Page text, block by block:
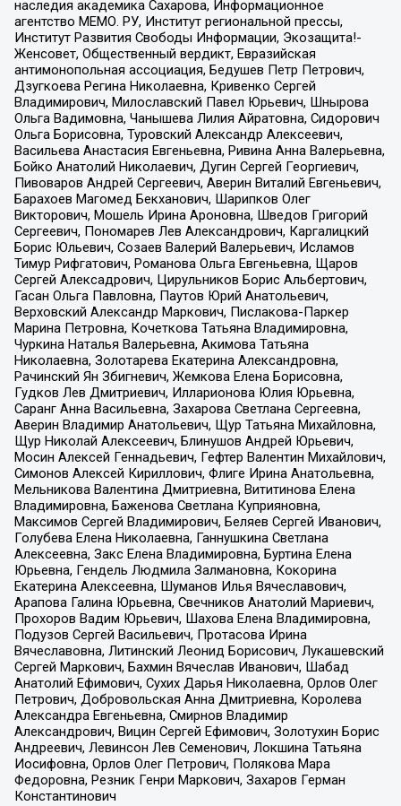
наследия академика Сахарова, Информационное
агентство МЕМО. РУ, Институт региональной прессы,
Институт Развития Свободы Информации, Экозащита!-
Женсовет, Общественный вердикт, Евразийская
антимонопольная ассоциация, Бедушев Петр Петрович,
Дзугкоева Регина Николаевна, Кривенко Сергей
Владимирович, Милославский Павел Юрьевич, Шнырова
Ольга Вадимовна, Чанышева Лилия Айратовна, Сидорович
Ольга Борисовна, Туровский Александр Алексеевич,
Васильева Анастасия Евгеньевна, Ривина Анна Валерьевна,
Бойко Анатолий Николаевич, Дугин Сергей Георгиевич,
Пивоваров Андрей Сергеевич, Аверин Виталий Евгеньевич,
Барахоев Магомед Бекханович, Шарипков Олег
Викторович, Мошель Ирина Ароновна, Шведов Григорий
Сергеевич, Пономарев Лев Александрович, Каргалицкий
Борис Юльевич, Созаев Валерий Валерьевич, Исламов
Тимур Рифгатович, Романова Ольга Евгеньевна, Щаров
Сергей Алексадрович, Цирульников Борис Альбертович,
Гасан Ольга Павловна, Паутов Юрий Анатольевич,
Верховский Александр Маркович, Пислакова-Паркер
Марина Петровна, Кочеткова Татьяна Владимировна,
Чуркина Наталья Валерьевна, Акимова Татьяна
Николаевна, Золотарева Екатерина Александровна,
Рачинский Ян Збигневич, Жемкова Елена Борисовна,
Гудков Лев Дмитриевич, Илларионова Юлия Юрьевна,
Саранг Анна Васильевна, Захарова Светлана Сергеевна,
Аверин Владимир Анатольевич, Щур Татьяна Михайловна,
Щур Николай Алексеевич, Блинушов Андрей Юрьевич,
Мосин Алексей Геннадьевич, Гефтер Валентин Михайлович,
Симонов Алексей Кириллович, Флиге Ирина Анатольевна,
Мельникова Валентина Дмитриевна, Вититинова Елена
Владимировна, Баженова Светлана Куприяновна,
Максимов Сергей Владимирович, Беляев Сергей Иванович,
Голубева Елена Николаевна, Ганнушкина Светлана
Алексеевна, Закс Елена Владимировна, Буртина Елена
Юрьевна, Гендель Людмила Залмановна, Кокорина
Екатерина Алексеевна, Шуманов Илья Вячеславович,
Арапова Галина Юрьевна, Свечников Анатолий Мариевич,
Прохоров Вадим Юрьевич, Шахова Елена Владимировна,
Подузов Сергей Васильевич, Протасова Ирина
Вячеславовна, Литинский Леонид Борисович, Лукашевский
Сергей Маркович, Бахмин Вячеслав Иванович, Шабад
Анатолий Ефимович, Сухих Дарья Николаевна, Орлов Олег
Петрович, Добровольская Анна Дмитриевна, Королева
Александра Евгеньевна, Смирнов Владимир
Александрович, Вицин Сергей Ефимович, Золотухин Борис
Андреевич, Левинсон Лев Семенович, Локшина Татьяна
Иосифовна, Орлов Олег Петрович, Полякова Мара
Федоровна, Резник Генри Маркович, Захаров Герман
Константинович